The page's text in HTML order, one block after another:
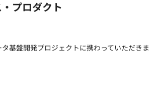
プロダクト
基盤開発プロジェクトに携わっていただきま